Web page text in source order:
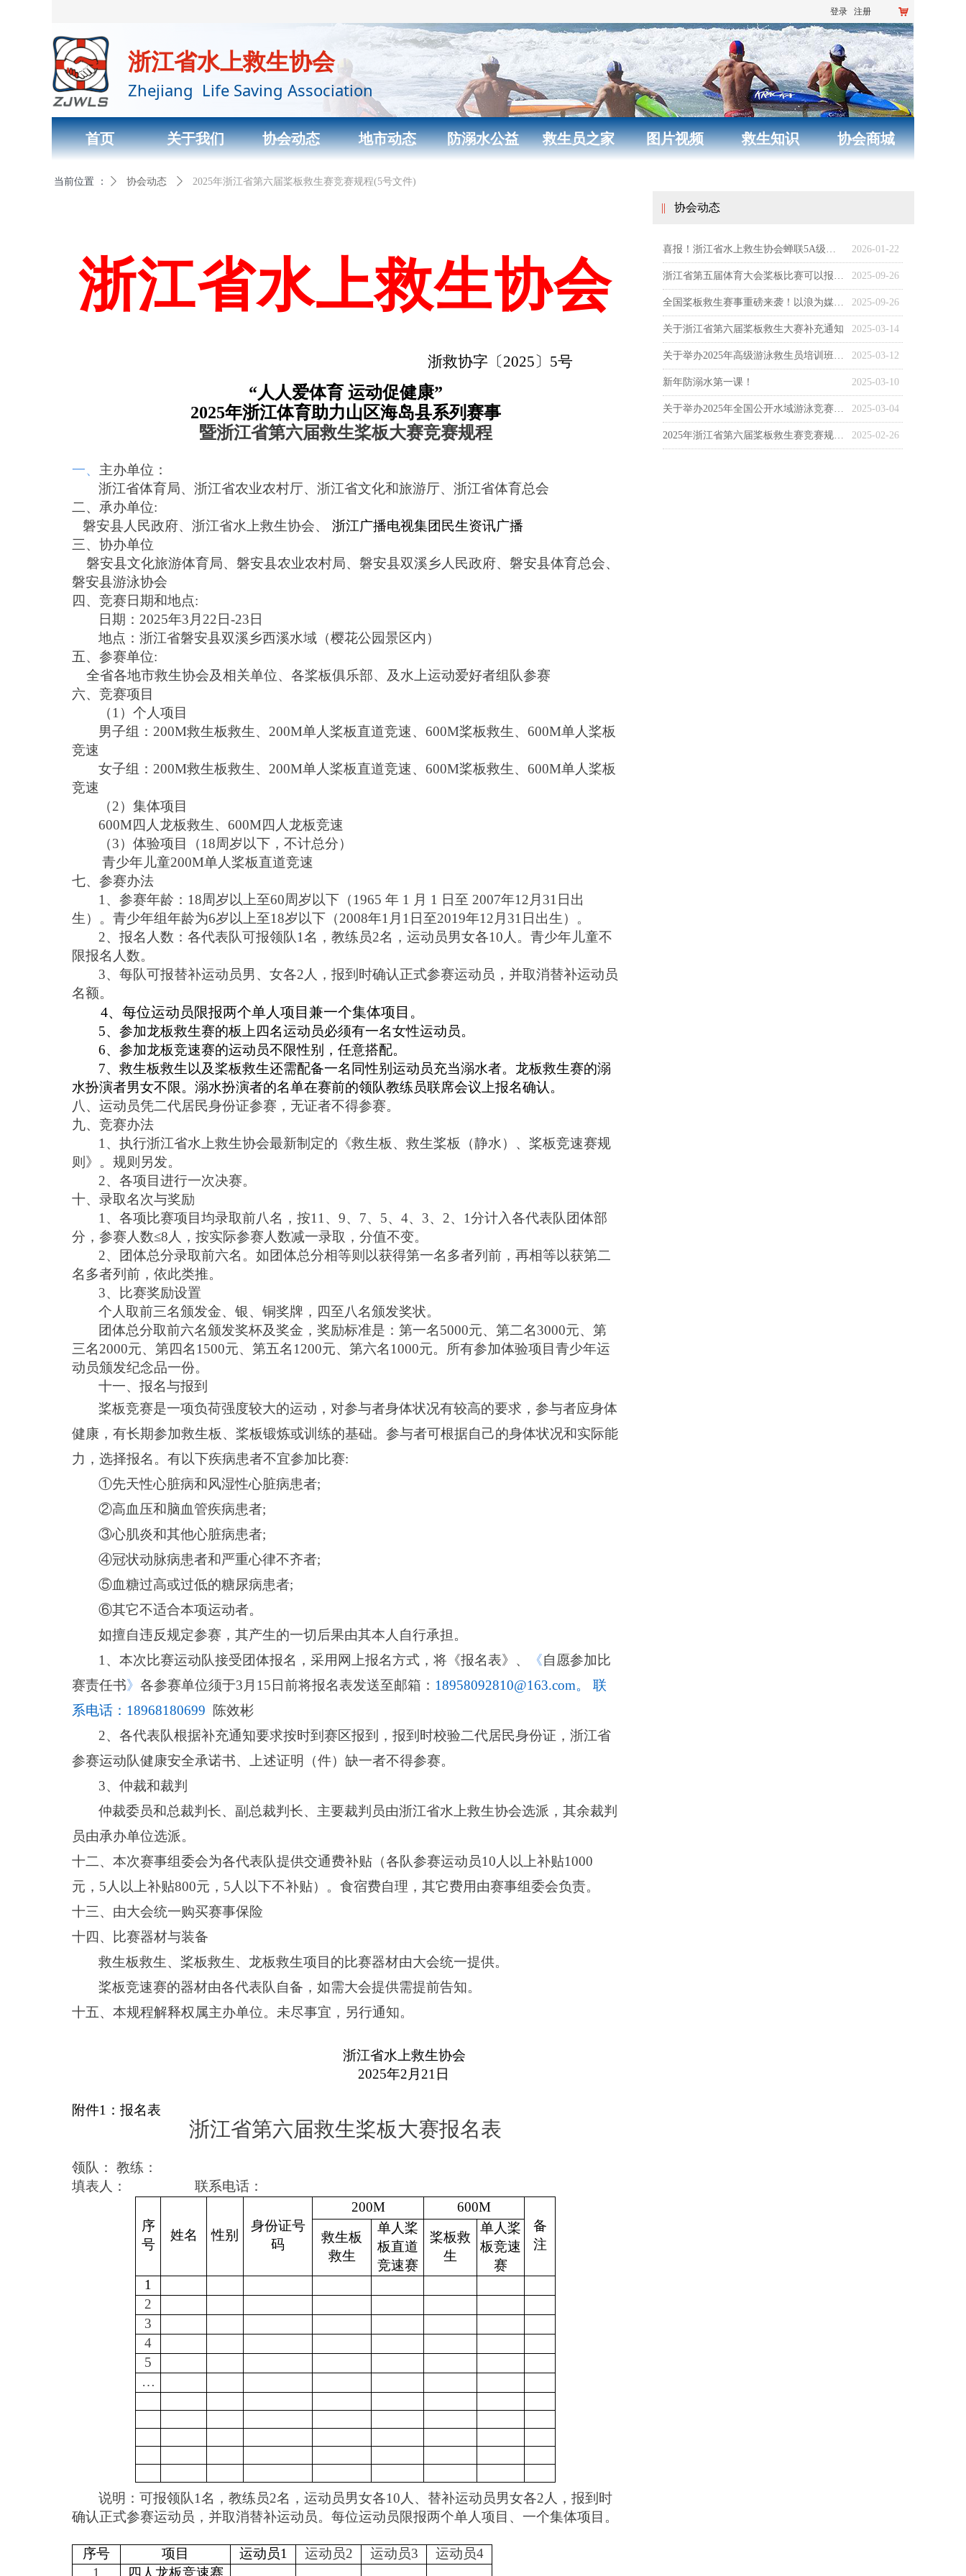
首页 关于我们 协会动态 地市动态 防溺水公益 救生员之家 图片视频 救生知识 协会商城
浙江省水上救生协会
Zhejiang Life Saving Association
登录 注册 낙
浙江省水上救生协会
浙救协字〔2025〕 5号
“人人爱体育 运动促健康”
2025年浙江体育助力山区海岛县系列赛事
暨浙江省第六届救生桨板大赛竞赛规程
一、 主办单位：
浙江省体育局、浙江省农业农村厅、浙江省文化和旅游厅、浙江省体育总会
二、承办单位:
磐安县人民政府、 浙江省水上救生协会、
浙江广播电视集团民生资讯广播
三、协办单位
磐安县文化旅游体育局、 磐安县农业农村局、 磐安县双溪乡人民政府、磐安县体育总会、
磐安县游泳协会
四、竞赛日期和地点:
日期：2025年3月22日-23日
地点：浙江省磐安县双溪乡西溪水域（樱花公园景区内）
五、参赛单位:
全省各地市救生协会及相关单位、各桨板俱乐部、及水上运动爱好者组队参赛
六、竞赛项目
（1）个人项目
男子组：200M救生板救生、200M单人桨板直道竞速、600M桨板救生、600M单人桨板
竞速
女子组：200M救生板救生、200M单人桨板直道竞速、600M桨板救生、600M单人桨板
竞速
（2）集体项目
600M四人龙板救生、600M四人龙板竞速
（3）体验项目（18周岁以下，不计总分）
青少年儿童200M单人桨板直道竞速
七、参赛办法
1、参赛年龄：18周岁以上至60周岁以下（1965 年 1 月 1 日至 2007年12月31日出
生）。青少年组年龄为6岁以上至18岁以下（2008年1月1日至2019年12月31日出生）。
2、报名人数：各代表队可报领队1名，教练员2名，运动员男女各10 人。青少年儿童不
限报名人数。
3、每队可报替补运动员男、女各2人，报到时确认正式参赛运动员，并取消替补运动员
名额。
4、每位运动员限报两个单人项目兼一个集体项目。
5、参加龙板救生赛的板上四名运动员必须有一名女性运动员。
6、参加龙板竞速赛的运动员不限性别，任意搭配。
7、救生板救生以及桨板救生还需配备一名同性别运动员充当溺水者。龙板救生赛的溺
水扮演者男女不限。溺水扮演者的名单在赛前的领队教练员联席会议上报名确认。
八、运动员凭二代居民身份证参赛，无证者不得参赛。
九、竞赛办法
1、执行浙江省水上救生协会最新制定的《救生板、救生桨板（静水）、桨板竞速赛规
则》。规则另发。
2、各项目进行一次决赛。
十、录取名次与奖励
1、各项比赛项目均录取前八名，按11、9、7、5、4、3、2、1分计入各代表队团体部
分，参赛人数≤8人，按实际参赛人数减一录取，分值不变。
2、团体总分录取前六名。如团体总分相等则以获得第一名多者列前，再相等以获第二
名多者列前，依此类推。
3、比赛奖励设置
个人取前三名颁发金、银、铜奖牌，四至八名颁发奖状。
团体总分取前六名颁发奖杯及奖金，奖励标准是：第一名5000元、第二名3000元、第
三名2000元、第四名1500元、第五名1200元、第六名1000元。所有参加体验项目青少年运
动员颁发纪念品一份。
十一、报名与报到
桨板竞赛是一项负荷强度较大的运动，对参与者身体状况有较高的要求，参与者应身体
健康，有长期参加救生板、桨板锻炼或训练的基础。参与者可根据自己的身体状况和实际能
力，选择报名。有以下疾病患者不宜参加比赛:
①先天性心脏病和风湿性心脏病患者;
②高血压和脑血管疾病患者;
③心肌炎和其他心脏病患者;
④冠状动脉病患者和严重心律不齐者;
⑤血糖过高或过低的糖尿病患者;
⑥其它不适合本项运动者。
如擅自违反规定参赛，其产生的一切后果由其本人自行承担。
1、本次比赛运动队接受团体报名，采用网上报名方式，将《报名表》、
《自愿参加比
赛责任书》 各参赛单位须于3 月1 5 日前将报名表发送至邮箱： 18958092810@163.com。 联
系电话：18968180699 陈效彬
2、各代表队根据补充通知要求按时到赛区报到，报到时校验二代居民身份证，浙江省
参赛运动队健康安全承诺书、上述证明（件）缺一者不得参赛。
3、仲裁和裁判
仲裁委员和总裁判长、副总裁判长、主要裁判员由浙江省水上救生协会选派，其余裁判
员由承办单位选派。
十二、本次赛事组委会为各代表队提供交通费补贴（各队参赛运动员10 人以上补贴1000
元，5人以上补贴800元，5人以下不补贴）。食宿费自理，其它费用由赛事组委会负责。
十三、由大会统一购买赛事保险
十四、比赛器材与装备
救生板救生、桨板救生、龙板救生项目的比赛器材由大会统一提供。
桨板竞速赛的器材由各代表队自备，如需大会提供需提前告知。
十五、本规程解释权属主办单位。未尽事宜，另行通知。
浙江省水上救生协会
2025年2月21日
附件1：报名表
浙江省第六届救生桨板大赛报名表
领队： 教练：
填表人：
联系电话：
序
号
姓名 性别
身份证号
码
200M
600M
备
注
救生板
救生
单人桨
板直道
竞速赛
桨板救
生
单人桨
板竞速
赛
1
2
3
4
5
…
说明：可报领队1名，教练员2名，运动员男女各10人、替补运动员男女各2人，报到时
确认正式参赛运动员，并取消替补运动员。 每位运动员限报两个单人项目、一个集体项目。
序号 项目 运动员1 运动员2 运动员3
运动员4
1
四人龙板竞速赛
首页标题 ꄲ 协会动态 ꄲ 2025年浙江省第六届桨板救生赛竞赛规程(5号文件)
当前位置 ：
|| 协会动态
2026-01-22
喜报！浙江省水上救生协会蝉联5A级社会组织，以专业守护生命之光
2025-09-26
浙江省第五届体育大会桨板比赛可以报名啦！
2025-09-26
全国桨板救生赛事重磅来袭！以浪为媒，为生命护航
2025-03-14
关于浙江省第六届桨板救生大赛补充通知
2025-03-12
关于举办2025年高级游泳救生员培训班的通知
2025-03-10
新年防溺水第一课！
2025-03-04
关于举办2025年全国公开水域游泳竞赛组织管理人员培训班的通知
2025-02-26
2025年浙江省第六届桨板救生赛竞赛规程(5号文件)